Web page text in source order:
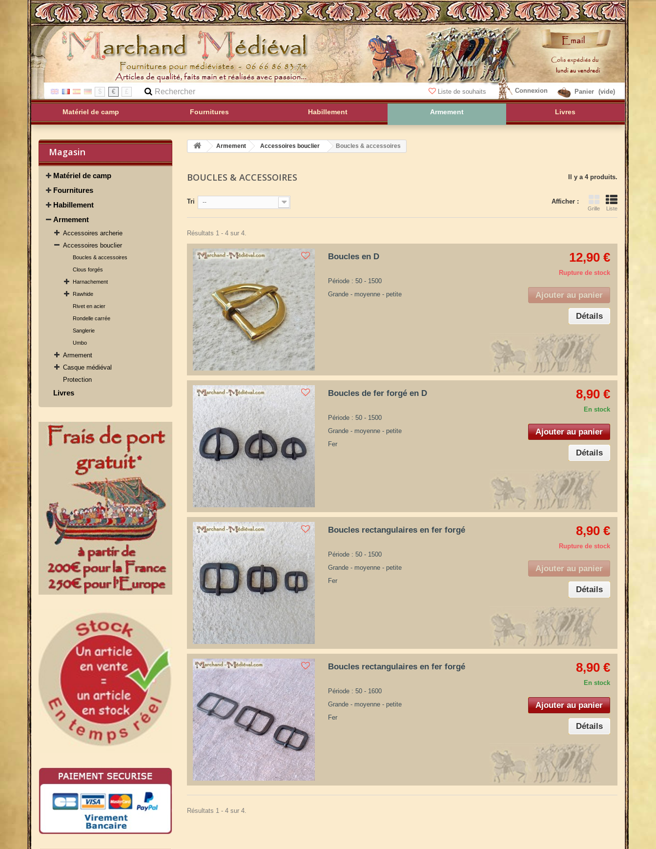
Panier (vide)
Connexion
$ € £ Liste de souhaits
Matériel de camp Fournitures Habillement Armement Livres
Magasin
Matériel de camp
Fournitures
Habillement
Armement
Accessoires archerie
Accessoires bouclier
Boucles & accessoires
Clous forgés
Harnachement
Rawhide
Rivet en acier
Rondelle carrée
Sanglerie
Umbo
Armement
Casque médiéval
Protection
Livres
Armement Accessoires bouclier Boucles & accessoires
BOUCLES & ACCESSOIRES Il y a 4 produits.
Afficher :
Grille Liste
Tri --
Résultats 1 - 4 sur 4.
Boucles en D
Période : 50 - 1500
Grande - moyenne - petite
12,90 €
Rupture de stock
Ajouter au panier
Détails
Boucles de fer forgé en D
Période : 50 - 1500
Grande - moyenne - petite
Fer
8,90 €
En stock
Ajouter au panier
Détails
Boucles rectangulaires en fer forgé
Période : 50 - 1500
Grande - moyenne - petite
Fer
8,90 €
Rupture de stock
Ajouter au panier
Détails
Boucles rectangulaires en fer forgé
Période : 50 - 1600
Grande - moyenne - petite
Fer
8,90 €
En stock
Ajouter au panier
Détails
Résultats 1 - 4 sur 4.